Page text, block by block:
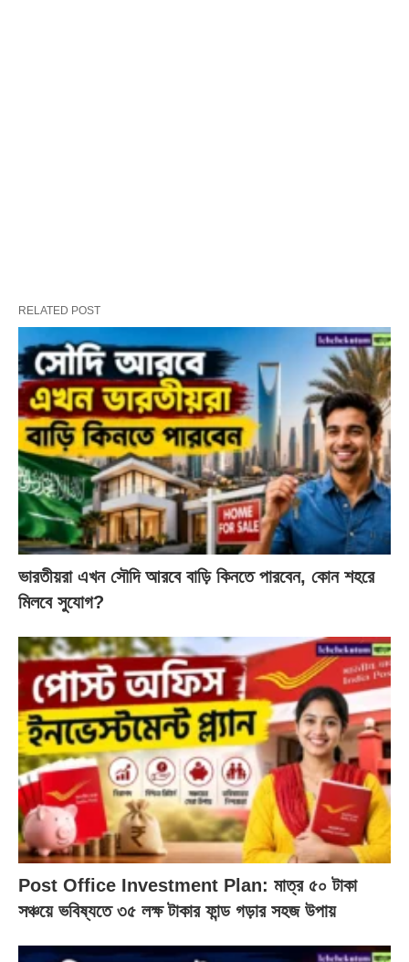
RELATED POST
ভারতীয়রা এখন সৌদি আরবে বাড়ি কিনতে পারবেন, কোন শহরে
মিলবে সুযোগ?
Post Office Investment Plan: মাত্র ৫০ টাকা
সঞ্চয়ে ভবিষ্যতে ৩৫ লক্ষ টাকার ফান্ড গড়ার সহজ উপায়